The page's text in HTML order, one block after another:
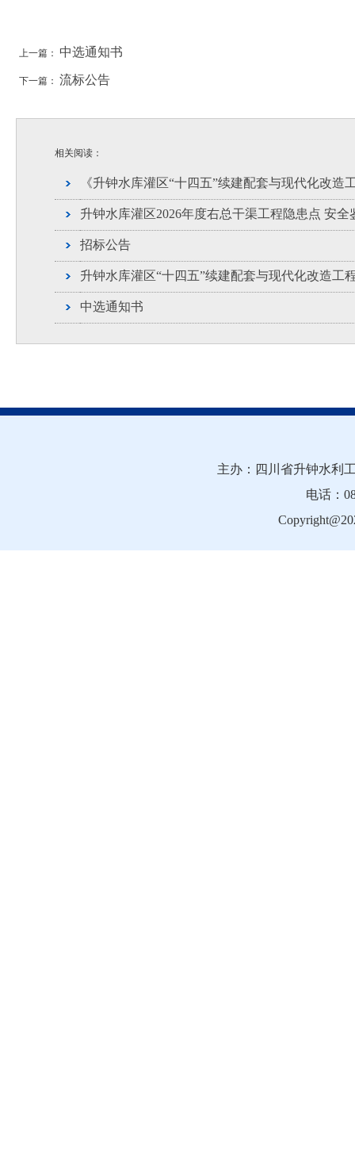
上一篇： 中选通知书
下一篇： 流标公告
相关阅读：
《升钟水库灌区“十四五”续建配套与现代化改
升钟水库灌区2026年度右总干渠工程隐患点 安
招标公告
升钟水库灌区“十四五”续建配套与现代化改造工
中选通知书
主办：四川省升钟水
电话：